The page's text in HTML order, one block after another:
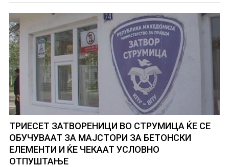
ТРИЕСЕТ ЗАТВОРЕНИЦИ ВО СТРУМИЦА ЌЕ СЕ
ОБУЧУВААТ ЗА МАЈСТОРИ ЗА БЕТОНСКИ
ЕЛЕМЕНТИ И ЌЕ ЧЕКААТ УСЛОВНО
ОТПУШТАЊЕ